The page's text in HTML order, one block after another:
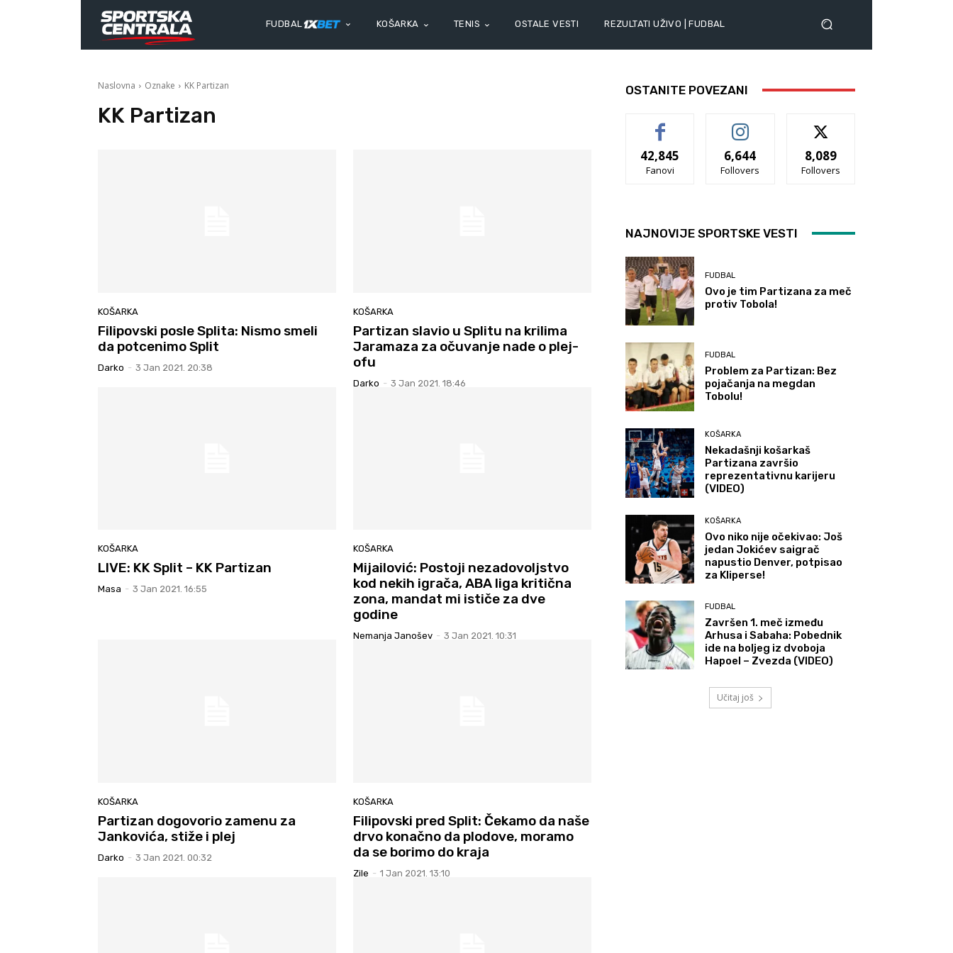
FUDBAL KOŠARKA TENIS OSTALE VESTI REZULTATI UŽIVO | FUDBAL
Naslovna Oznake KK Partizan
KK Partizan
KOŠARKA
Filipovski posle Splita: Nismo smeli
da potcenimo Split
Darko - 3 Jan 2021. 20:38
KOŠARKA
Partizan slavio u Splitu na krilima
Jaramaza za očuvanje nade o plej-
ofu
Darko - 3 Jan 2021. 18:46
KOŠARKA
LIVE: KK Split – KK Partizan
Masa - 3 Jan 2021. 16:55
KOŠARKA
Mijailović: Postoji nezadovoljstvo
kod nekih igrača, ABA liga kritična
zona, mandat mi ističe za dve
godine
Nemanja Janošev - 3 Jan 2021. 10:31
KOŠARKA
Partizan dogovorio zamenu za
Jankovića, stiže i plej
Darko - 3 Jan 2021. 00:32
KOŠARKA
Filipovski pred Split: Čekamo da naše
drvo konačno da plodove, moramo
da se borimo do kraja
Zile - 1 Jan 2021. 13:10
OSTANITE POVEZANI
42,845
Fanovi
6,644
Follovers
8,089
Follovers
NAJNOVIJE SPORTSKE VESTI
FUDBAL
Ovo je tim Partizana za meč
protiv Tobola!
FUDBAL
Problem za Partizan: Bez
pojačanja na megdan
Tobolu!
KOŠARKA
Nekadašnji košarkaš
Partizana završio
reprezentativnu karijeru
(VIDEO)
KOŠARKA
Ovo niko nije očekivao: Još
jedan Jokićev saigrač
napustio Denver, potpisao
za Kliperse!
FUDBAL
Završen 1. meč između
Arhusa i Sabaha: Pobednik
ide na boljeg iz dvoboja
Hapoel – Zvezda (VIDEO)
Učitaj još